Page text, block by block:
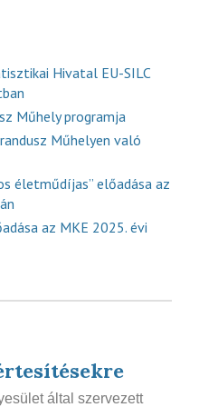
Hivatal EU-SILC
Műhely programja
Műhelyen való
életműdíjas” előadása az
az MKE 2025. évi
által szervezett